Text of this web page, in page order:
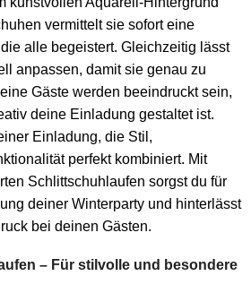
vermittelt sie sofort eine
alle begeistert. Gleichzeitig lässt
anpassen, damit sie genau zu
Gäste werden beeindruckt sein,
deine Einladung gestaltet ist.
Einladung, die Stil,
perfekt kombiniert. Mit
Schlittschuhlaufen sorgst du für
deiner Winterparty und hinterlässt
bei deinen Gästen.
– Für stilvolle und besondere